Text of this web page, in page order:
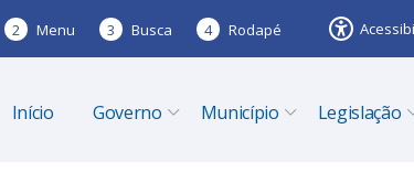
2 Menu 3 Busca 4 Rodapé
Início Governo Município Legislação